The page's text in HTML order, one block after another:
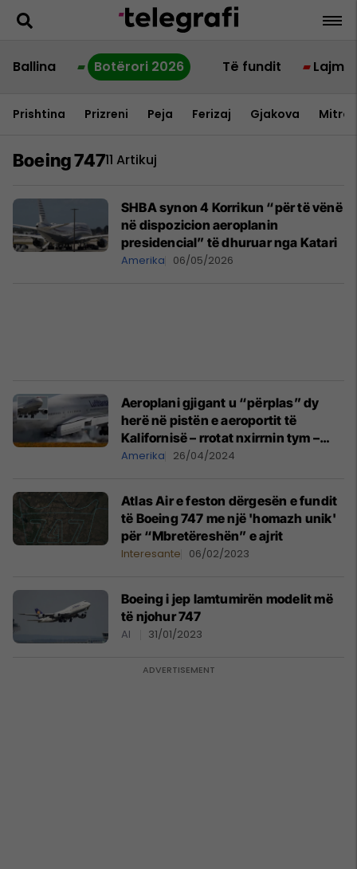
Ballina Botërori 2026 Të fundit Lajme
Prishtina Prizreni Peja Ferizaj Gjakova
Boeing 74711 Artikuj
SHBA synon 4 Korrikun “për të vënë
në dispozicion aeroplanin
presidencial” të dhuruar nga Katari
Amerika 06/05/2026
Aeroplani gjigant u “përplas” dy
herë në pistën e aeroportit të
Kalifornisë – rrotat nxirrnin tym –
pastaj u ngrit përsëri
Amerika 26/04/2024
Atlas Air e feston dërgesën e fundit
të Boeing 747 me një 'homazh unik'
për “Mbretëreshën” e ajrit
Interesante 06/02/2023
Boeing i jep lamtumirën modelit më
të njohur 747
AI 31/01/2023